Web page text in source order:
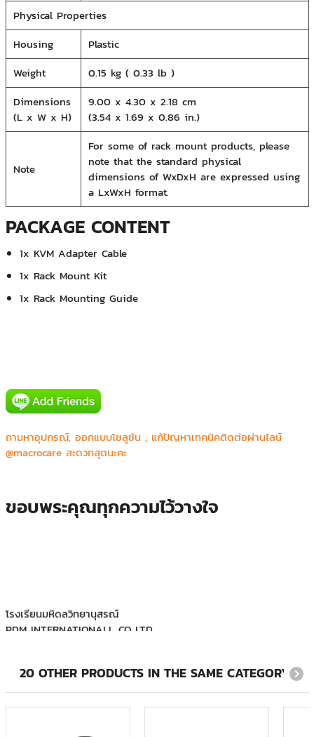
Physical Properties
Housing
Plastic
Weight
0.15 kg ( 0.33 lb )
Dimensions
(L x W x H)
9.00 x 4.30 x 2.18 cm
(3.54 x 1.69 x 0.86 in.)
Note
For some of rack mount products, please
note that the standard physical
dimensions of WxDxH are expressed using
a LxWxH format.
PACKAGE CONTENT
1x KVM Adapter Cable
1x Rack Mount Kit
1x Rack Mounting Guide
ถามหาอุปกรณ์, ออกแบบโซลูชัน , แก้ปัญหาเทคนิคติดต่อผ่านไลน์
@macrocare สะดวกสุดนะคะ
ขอบพระคุณทุกความไว้วางใจ
PDM INTERNATIONALL CO.,LTD
การไฟฟ้าฝ่ายผลิตแห่งประเทศไทย
20 OTHER PRODUCTS IN THE SAME CATEGORY: